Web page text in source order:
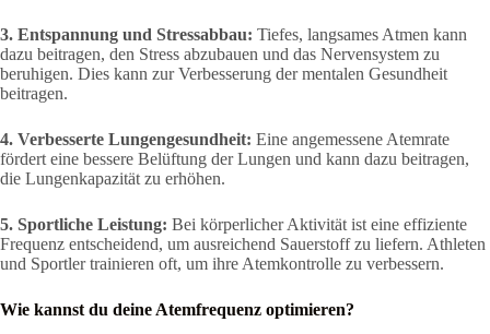
3. Entspannung und Stressabbau: Tiefes, langsames Atmen kann
dazu beitragen, den Stress abzubauen und das Nervensystem zu
beruhigen. Dies kann zur Verbesserung der mentalen Gesundheit
beitragen.
4. Verbesserte Lungengesundheit: Eine angemessene Atemrate
fördert eine bessere Belüftung der Lungen und kann dazu beitragen,
die Lungenkapazität zu erhöhen.
5. Sportliche Leistung: Bei körperlicher Aktivität ist eine effiziente
Frequenz entscheidend, um ausreichend Sauerstoff zu liefern. Athleten
und Sportler trainieren oft, um ihre Atemkontrolle zu verbessern.
Wie kannst du deine Atemfrequenz optimieren?